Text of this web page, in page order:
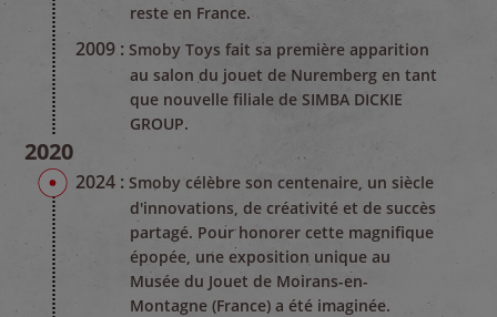
reste en France.
2009 : Smoby Toys fait sa première apparition
au salon du jouet de Nuremberg en tant
que nouvelle filiale de SIMBA DICKIE
GROUP.
2020
2024 : Smoby célèbre son centenaire, un siècle
d'innovations, de créativité et de succès
partagé. Pour honorer cette magnifique
épopée, une exposition unique au
Musée du Jouet de Moirans-en-
Montagne (France) a été imaginée.